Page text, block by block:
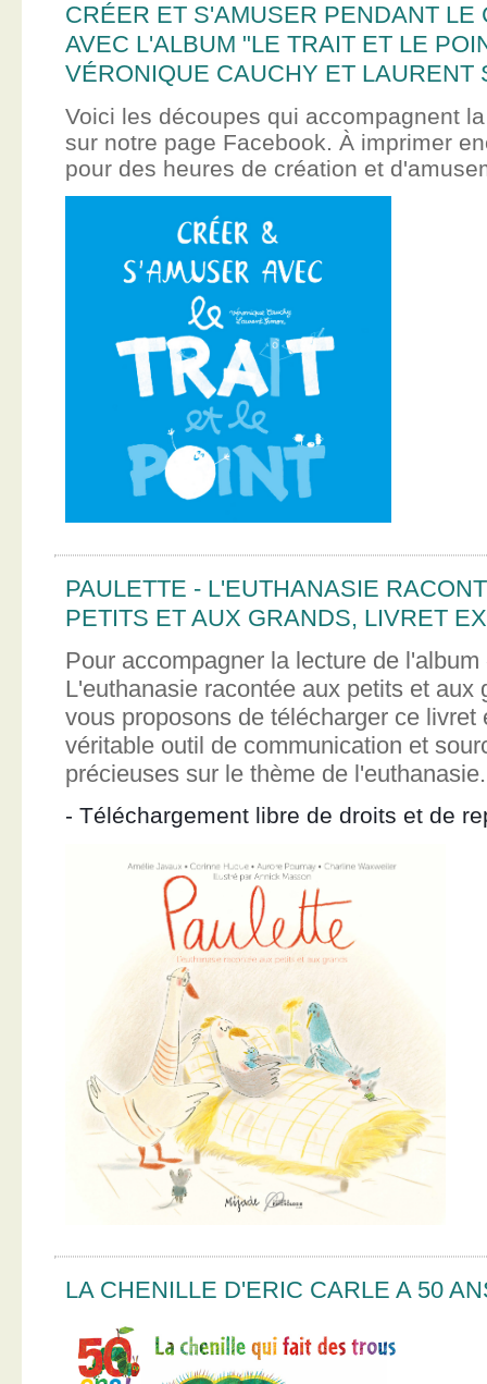
CRÉER ET S'AMUSER PENDANT LE
AVEC L'ALBUM "LE TRAIT ET LE
VÉRONIQUE CAUCHY ET LAURENT
Voici les découpes qui accompagnent
sur notre page Facebook. À imprimer
pour des heures de création et
PAULETTE - L'EUTHANASIE
PETITS ET AUX GRANDS, LIVRET
Pour accompagner la lecture de
L'euthanasie racontée aux petits et aux
vous proposons de télécharger ce livret
véritable outil de communication et
précieuses sur le thème de l'euthanasie.
- Téléchargement libre de droits et de
LA CHENILLE D'ERIC CARLE A 50